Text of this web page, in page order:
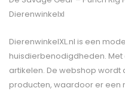
Dierenwinkelxl
DierenwinkelXL.nl is een
huisdierbenodigdheden.
artikelen. De webshop
producten, waardoor er een